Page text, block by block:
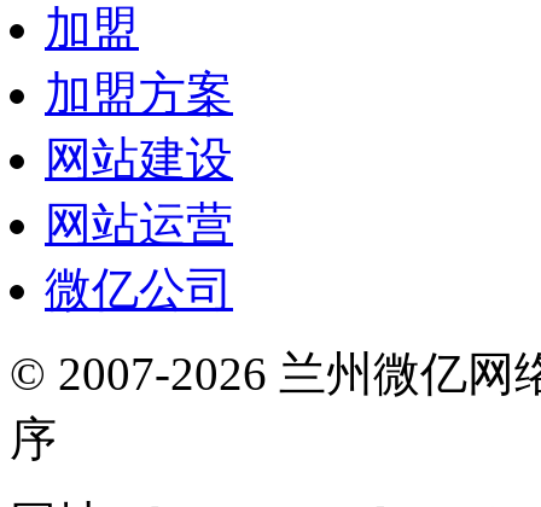
加盟
加盟方案
网站建设
网站运营
微亿公司
© 2007-2026 兰州微亿网
序